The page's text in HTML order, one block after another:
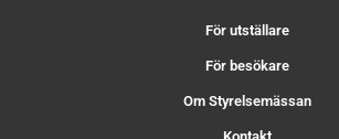
För utställare
För besökare
Om Styrelsemässan